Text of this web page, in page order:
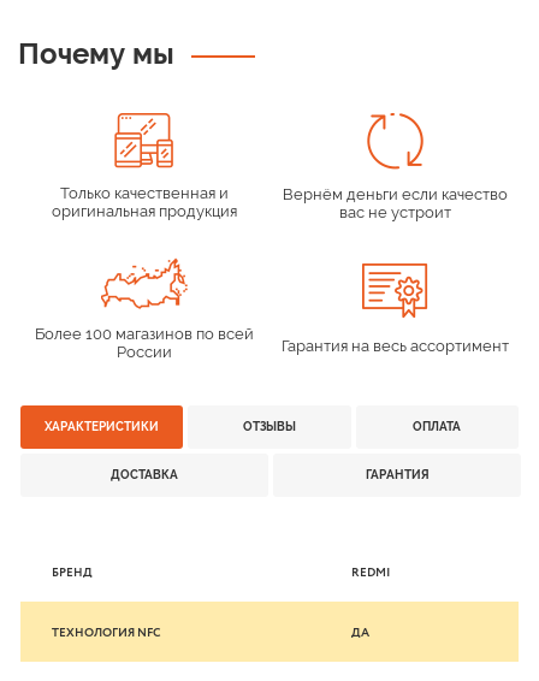
Почему мы
Только качественная и
оригинальная продукция
Вернём деньги если качество
вас не устроит
Более 100 магазинов по всей
России
Гарантия на весь ассортимент
ХАРАКТЕРИСТИКИ ОТЗЫВЫ ОПЛАТА
ДОСТАВКА ГАРАНТИЯ
БРЕНД REDMI
ТЕХНОЛОГИЯ NFС ДА